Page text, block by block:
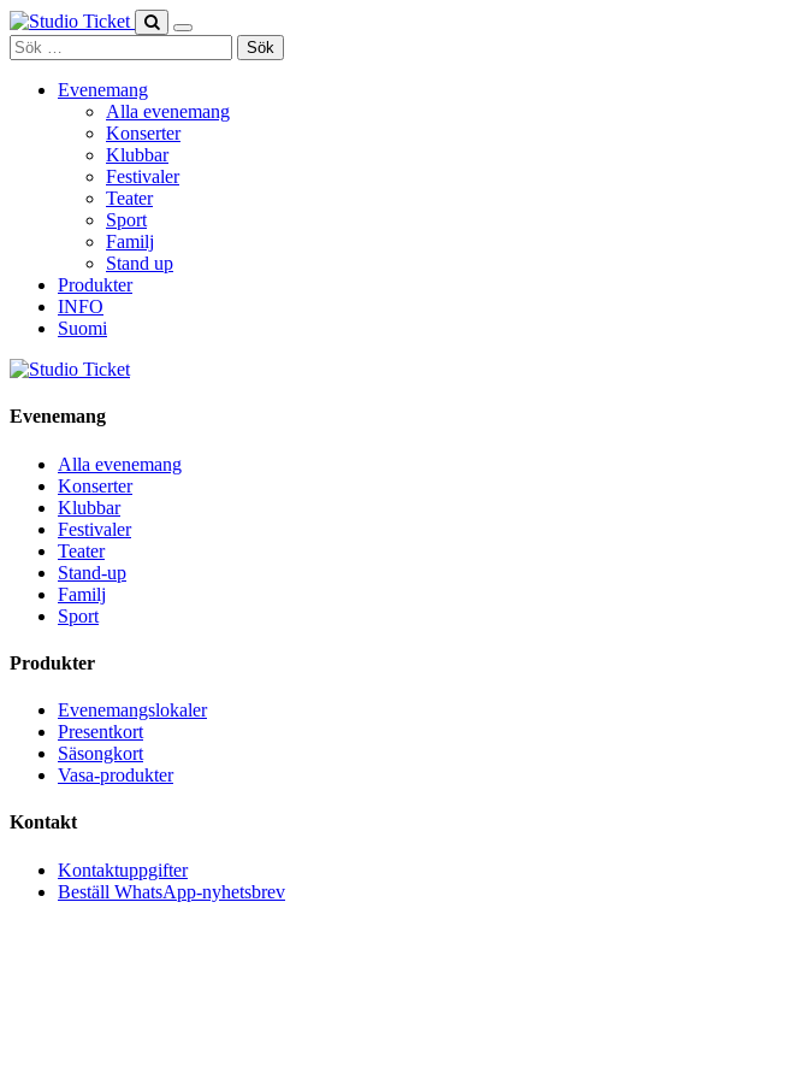
Skip
to
content
Sök
efter:
Evenemang
Alla evenemang
Konserter
Klubbar
Festivaler
Teater
Sport
Familj
Stand up
Produkter
INFO
Suomi
Evenemang
Alla evenemang
Konserter
Klubbar
Festivaler
Teater
Stand-up
Familj
Sport
Produkter
Evenemangslokaler
Presentkort
Säsongkort
Vasa-produkter
Kontakt
Kontaktuppgifter
Beställ WhatsApp-nyhetsbrev